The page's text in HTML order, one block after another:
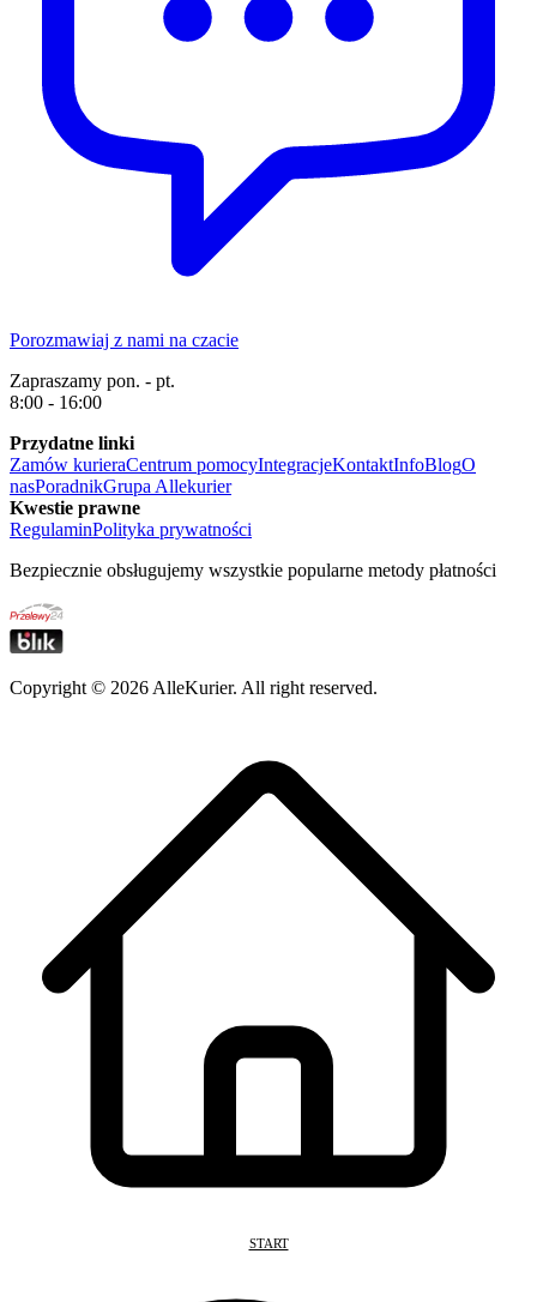
Porozmawiaj z nami na czacie
Zapraszamy pon. - pt.
8:00 - 16:00
Przydatne linki
Zamów kurieraCentrum pomocyIntegracjeKontaktInfoBlogO
nasPoradnikGrupa Allekurier
Kwestie prawne
RegulaminPolityka prywatności
Bezpiecznie obsługujemy wszystkie popularne metody płatności
Copyright © 2026 AlleKurier. All right reserved.
START